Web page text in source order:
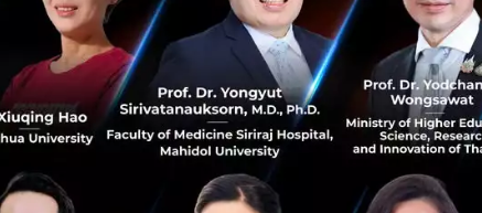
แต่สิ่งที่น่าจับตามองกลับไม่ใช่เทคโนโลยีเพื่อผู้บริโภค แต่
mRNAหรือMessenger RNA ที่เป็นเทคโนโลยีใหม่ และน
COVID-19 ที่กำลังเป็นเรื่องที่น่าสนใจมากที่สุดตอนนี้ การ
การผลิตวัคซีน COVID-19 แต่ในอนาคตอาจจะทำให้เกิดกา
หรือมะเร็ง